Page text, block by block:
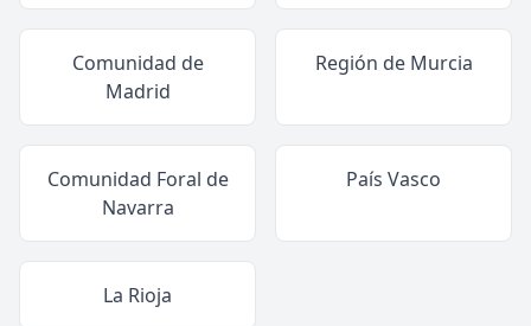
Comunidad de
Madrid
Región de Murcia
Comunidad Foral de
Navarra
País Vasco
La Rioja